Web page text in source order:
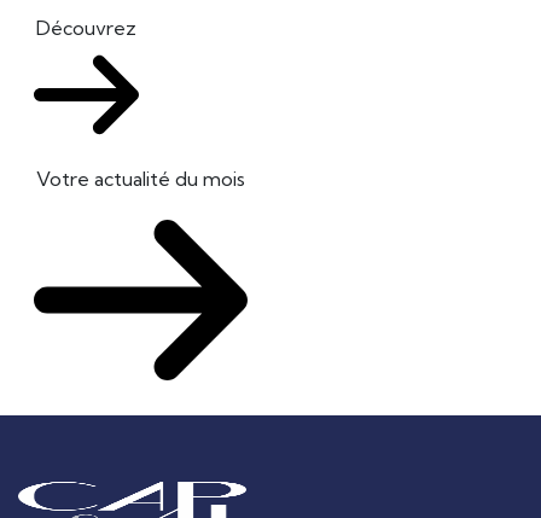
Découvrez
Votre actualité du mois